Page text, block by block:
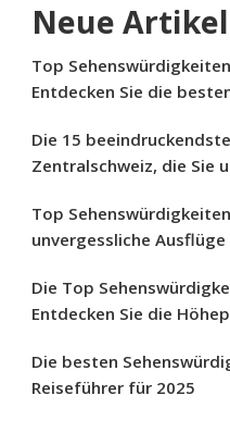
Neue Artikel
Top
Entdecken Sie die
Die 15
Zentralschweiz, die Sie
Top
unvergessliche Ausflüge
Die Top
Entdecken Sie die
Die besten
Reiseführer für 2025